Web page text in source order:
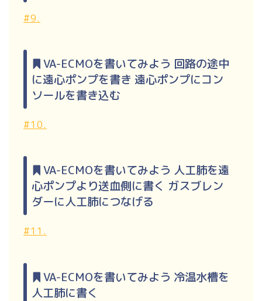
#9.
VA-ECMOを書いてみよう 回路の途中
に遠心ポンプを書き 遠心ポンプにコン
ソールを書き込む
#10.
VA-ECMOを書いてみよう 人工肺を遠
心ポンプより送血側に書く ガスブレン
ダーに人工肺につなげる
#11.
VA-ECMOを書いてみよう 冷温水槽を
人工肺に書く